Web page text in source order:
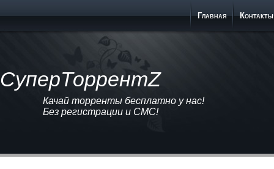
СуперТоррентZ
Качай торренты бесплатно у нас!
Без регистрации и СМС!
Главная Контакты